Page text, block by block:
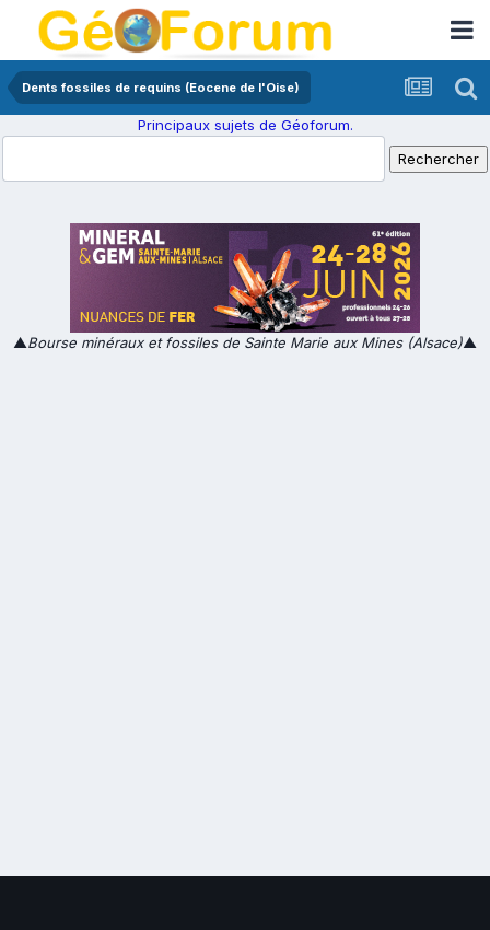
Dents fossiles de requins (Eocene de l'Oise)
Principaux sujets de Géoforum.
▲Bourse minéraux et fossiles de Sainte Marie aux Mines (Alsace)▲